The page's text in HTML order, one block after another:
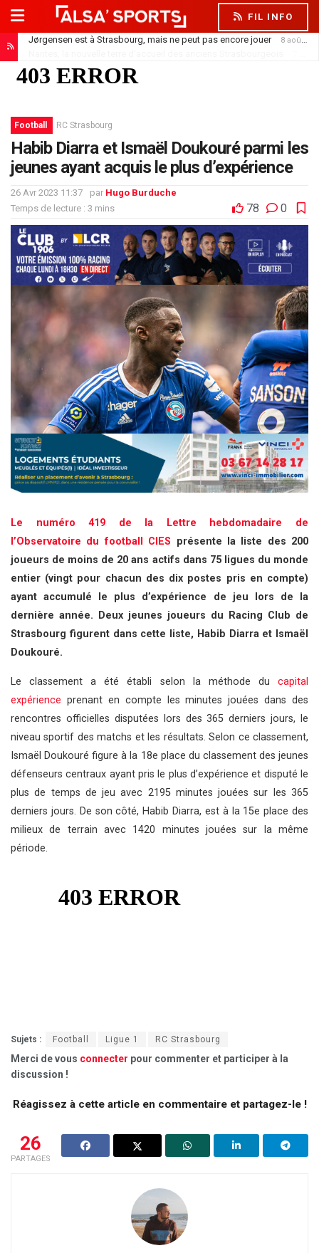
FIL INFO
Jørgensen est à Strasbourg, mais ne peut pas encore jouer
Nantes, la nouvelle terre d’accueil des anciens Strasbourgeois 7 août 2026
Football RC Strasbourg
Habib Diarra et Ismaël Doukouré parmi les
jeunes ayant acquis le plus d’expérience
26 Avr 2023 11:37 par Hugo Burduche
Temps de lecture : 3 mins
78 0
Le numéro 419 de la Lettre hebdomadaire de
l’Observatoire du football CIES présente la liste des 200
joueurs de moins de 20 ans actifs dans 75 ligues du monde
entier (vingt pour chacun des dix postes pris en compte)
ayant accumulé le plus d’expérience de jeu lors de la
dernière année. Deux jeunes joueurs du Racing Club de
Strasbourg figurent dans cette liste, Habib Diarra et Ismaël
Doukouré.
Le classement a été établi selon la méthode du capital
expérience prenant en compte les minutes jouées dans des
rencontres officielles disputées lors des 365 derniers jours, le
niveau sportif des matchs et les résultats. Selon ce classement,
Ismaël Doukouré figure à la 18e place du classement des jeunes
défenseurs centraux ayant pris le plus d’expérience et disputé le
plus de temps de jeu avec 2195 minutes jouées sur les 365
derniers jours. De son côté, Habib Diarra, est à la 15e place des
milieux de terrain avec 1420 minutes jouées sur la même
période.
Sujets : Football Ligue 1 RC Strasbourg
Merci de vous connecter pour commenter et participer à la
discussion !
Réagissez à cette article en commentaire et partagez-le !
26
PARTAGES